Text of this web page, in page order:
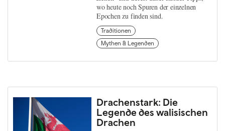
wo heute noch Spuren der einzelnen
Epochen zu finden sind.
Traditionen
Mythen & Legenden
Drachenstark: Die
Legende des walisischen
Drachen